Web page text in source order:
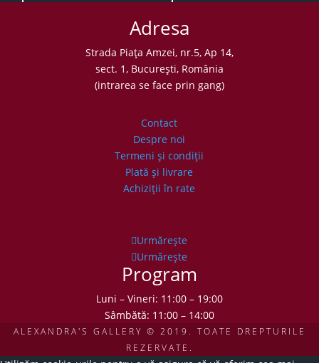
Adresa
Strada Piaţa Amzei, nr.5, Ap 14,
sect. 1, Bucureşti, România
(intrarea se face prin gang)
Contact
Despre noi
Termeni şi condiţii
Plată şi livrare
Achiziţii în rate
Urmărește
Urmărește
Program
Luni – Vineri: 11:00 – 19:00
Sâmbătă: 11:00 – 14:00
ALEXANDRA'S GALLERY © 2019. TOATE DREPTURILE
REZERVATE.